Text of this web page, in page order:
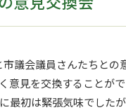
議会議員さんたちとの
見を交換することがで
最初は緊張気味でした